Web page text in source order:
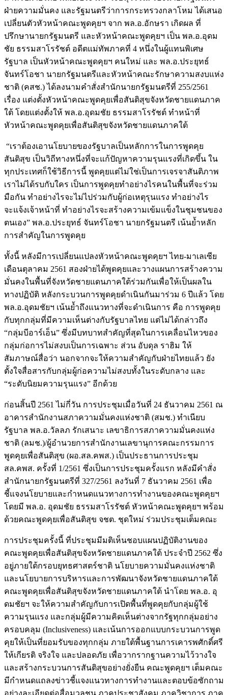
ฝ่ายความมั่นคง และรัฐมนตรีว่าการกระทรวงกลาโหม ได้เสนอ
เปลี่ยนตัวหัวหน้าคณะพูดคุยฯ จาก พล.อ.อักษรา เกิดผล ที่
ปรึกษานายกรัฐมนตรี และหัวหน้าคณะพูดคุยฯ เป็น พล.อ.อุดม
ชัย ธรรมสาโรรัชต์ อดีตแม่ทัพภาคที่ 4 หนึ่งในผู้แทนพิเศษ
รัฐบาล เป็นหัวหน้าคณะพูดคุยฯ คนใหม่ และ พล.อ.ประยุทธ์
จันทร์โอชา นายกรัฐมนตรีและหัวหน้าคณะรักษาความสงบแห่ง
ชาติ (คสช.) ได้ลงนามคำสั่งสำนักนายกรัฐมนตรีที่ 255/2561
เรื่อง แต่งตั้งหัวหน้าคณะพูดคุยเพื่อสันติสุขจังหวัดชายแดนภาค
ใต้ โดยแต่งตั้งให้ พล.อ.อุดมชัย ธรรมสาโรรัชต์ ทำหน้าที่
หัวหน้าคณะพูดคุยเพื่อสันติสุขจังหวัดชายแดนภาคใต้
“เราต้องเอานโยบายของรัฐบาลเป็นหลักการในการพูดคุย
สันติสุข เป็นวิถีทางหนึ่งที่จะแก้ปัญหาความรุนแรงที่เกิดขึ้น ใน
ทุกประเทศก็ใช้วิธีการนี้ พูดคุยแต่ไม่ใช่เป็นการเจรจาสันติภาพ
เราไม่ได้รบกับใคร เป็นการพูดคุยทำอย่างไรคนในพื้นที่จะร่วม
มือกัน ทำอย่างไรจะไม่ไปร่วมกับผู้ก่อเหตุรุนแรง ทำอย่างไร
จะแจ้งเจ้าหน้าที่ ทำอย่างไรจะสร้างความเข้มแข็งในชุมชนของ
ตนเอง” พล.อ.ประยุทธ์ จันทร์โอชา นายกรัฐมนตรี เน้นย้ำหลัก
การสำคัญในการพูดคุย
ทั้งนี้ หลังมีการเปลี่ยนแปลงหัวหน้าคณะพูดคุยฯ ไทย-มาเลเซีย
เดือนตุลาคม 2561 สองฝ่ายได้พูดคุยและวางแผนการสร้างความ
มั่นคงในพื้นที่จังหวัดชายแดนภาคใต้ร่วมกันเพื่อให้เป็นผลใน
ทางปฏิบัติ หลังกระบวนการพูดคุยดำเนินกันมาร่วม 6 ปีแล้ว โดย
พล.อ.อุดมชัยฯ เน้นย้ำถึงแนวทางที่จะดำเนินการ คือ การพูดคุย
กับทุกกลุ่มที่มีความเห็นต่างกับรัฐบาลไทย แต่ไม่ได้กล่าวถึง
“กลุ่มบีอาร์เอ็น” ซึ่งมีบทบาทสำคัญที่สุดในการเคลื่อนไหวของ
กลุ่มก่อการไม่สงบเป็นการเฉพาะ ส่วน อับดุล ราฮิม ให้
สัมภาษณ์สื่อว่า นอกจากจะให้ความสำคัญกับฝ่ายไทยแล้ว ยัง
ตั้งใจสื่อสารกับกลุ่มผู้ก่อความไม่สงบทั้งในระดับกลาง และ
“ระดับนิยมความรุนแรง” อีกด้วย
ก่อนสิ้นปี 2561 ไม่กี่วัน การประชุมเมื่อวันที่ 24 ธันวาคม 2561 ณ
อาคารสำนักงานสภาความมั่นคงแห่งชาติ (สมช.) ทำเนียบ
รัฐบาล พล.อ.วัลลภ รักเสนาะ เลขาธิการสภาความมั่นคงแห่ง
ชาติ (ลมช.)/ผู้อำนวยการสำนักงานเลขานุการคณะกรรมการ
พูดคุยเพื่อสันติสุข (ผอ.สล.คพส.) เป็นประธานการประชุม
สล.คพส. ครั้งที่ 1/2561 ซึ่งเป็นการประชุมครั้งแรก หลังมีคำสั่ง
สำนักนายกรัฐมนตรีที่ 327/2561 ลงวันที่ 7 ธันวาคม 2561 เพื่อ
ชี้แจงนโยบายและกำหนดแนวทางการทำงานของคณะพูดคุยฯ
โดยมี พล.อ. อุดมชัย ธรรมสาโรรัชต์ หัวหน้าคณะพูดคุยฯ พร้อม
ด้วยคณะพูดคุยเพื่อสันติสุข จชต. ชุดใหม่ ร่วมประชุมเต็มคณะ
การประชุมครั้งนี้ ที่ประชุมมีมติเห็นชอบแผนปฏิบัติงานของ
คณะพูดคุยเพื่อสันติสุขจังหวัดชายแดนภาคใต้ ประจำปี 2562 ซึ่ง
อยู่ภายใต้กรอบยุทธศาสตร์ชาติ นโยบายความมั่นคงแห่งชาติ
และนโยบายการบริหารและการพัฒนาจังหวัดชายแดนภาคใต้
คณะพูดคุยเพื่อสันติสุขจังหวัดชายแดนภาคใต้ นำโดย พล.อ. อุ
ดมชัยฯ จะให้ความสำคัญกับการเปิดพื้นที่พูดคุยกับกลุ่มผู้ใช้
ความรุนแรง และกลุ่มผู้มีความคิดเห็นต่างจากรัฐทุกกลุ่มอย่าง
ครอบคลุม (Inclusiveness) และเน้นการออกแบบกระบวนการพูด
คุยให้เป็นที่ยอมรับของทุกกลุ่ม ภายใต้พื้นฐานการเคารพศักดิ์ศรี
ให้เกียรติ จริงใจ และปลอดภัย เพื่อวากรากฐานความไว้วางใจ
และสร้างกระบวนการสันติสุขอย่างยั่งยืน คณะพูดคุยฯ เต็มคณะ
มีกำหนดแถลงข่าวชี้แจงแนวทางการทำงานและตอบข้อซักถาม
อย่างละเอียดต่อสื่อมวลชน ภาคประชาสังคม ภาควิชาการ ภาค